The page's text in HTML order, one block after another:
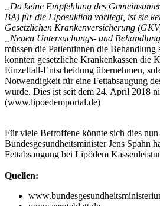
„Da keine Empfehlung des
BA) für die Liposuktion vorliegt, ist sie
Gesetzlichen Krankenversicherung
„Neuen Untersuchungs- und
müssen die Patientinnen die Behandlung
konnten gesetzliche Krankenkassen die
Einzelfall-Entscheidung übernehmen,
Notwendigkeit für eine Fettabsaugung
wurde. Dies ist seit dem 24. April 2018
(www.lipoedemportal.de)
Für viele Betroffene könnte sich dies nun
Bundesgesundheitsminister Jens Spahn
Fettabsaugung bei Lipödem
Quellen: